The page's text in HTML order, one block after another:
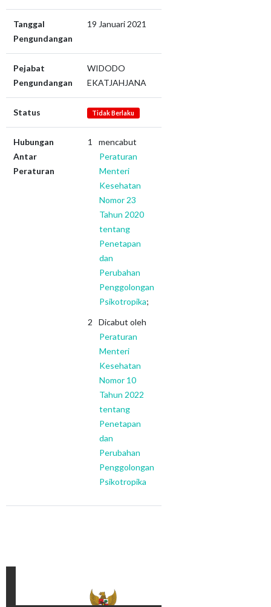
Tanggal
Pengundangan
19 Januari 2021
Pejabat
Pengundangan
WIDODO
EKATJAHJANA
Status Tidak Berlaku
Hubungan
Antar
Peraturan
mencabut
Peraturan
Menteri
Kesehatan
Nomor 23
Tahun 2020
tentang
Penetapan
dan
Perubahan
Penggolongan
Psikotropika;
Dicabut oleh
Peraturan
Menteri
Kesehatan
Nomor 10
Tahun 2022
tentang
Penetapan
dan
Perubahan
Penggolongan
Psikotropika